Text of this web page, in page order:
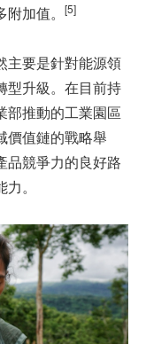
加值。
[5]
主要是針對能源領
型升級。在目前持
部推動的工業園區
價值鏈的戰略舉
品競爭力的良好路
。